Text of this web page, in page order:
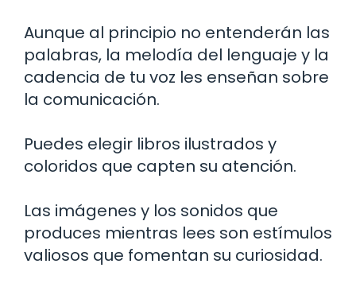
Aunque al principio no entenderán las
palabras, la melodía del lenguaje y la
cadencia de tu voz les enseñan sobre
la comunicación.
Puedes elegir libros ilustrados y
coloridos que capten su atención.
Las imágenes y los sonidos que
produces mientras lees son estímulos
valiosos que fomentan su curiosidad.